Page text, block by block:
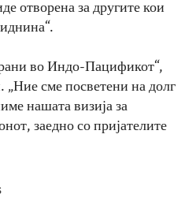
отворена за другите кои
во Индо-Пацификот“,
„Ние сме посветени на долг
нашата визија за
заедно со пријателите